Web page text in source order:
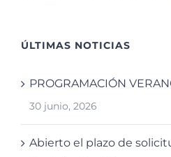
ÚLTIMAS NOTICIAS
PROGRAMACIÓN
30 junio, 2026
Abierto el plazo de